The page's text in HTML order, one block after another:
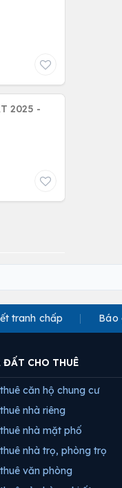
2025 -
tranh chấp Báo
ĐẤT CHO THUÊ
căn hộ chung cư
nhà riêng
nhà mặt phố
nhà trọ, phòng trọ
văn phòng